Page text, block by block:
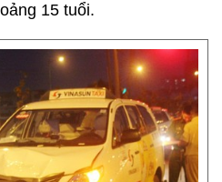
15 tuổi.